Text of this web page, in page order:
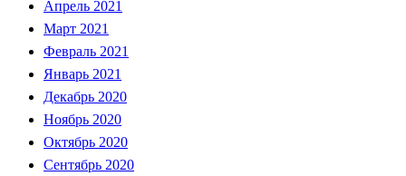
Апрель 2021
Март 2021
Февраль 2021
Январь 2021
Декабрь 2020
Ноябрь 2020
Октябрь 2020
Сентябрь 2020